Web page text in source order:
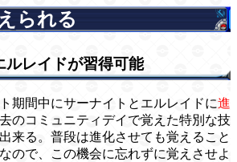
られる
ルレイドが習得可能
期間中にサーナイトとエルレイドに進
のコミュニティデイで覚えた特別な技
来る。普段は進化させても覚えること
ので、この機会に忘れずに覚えさせよ